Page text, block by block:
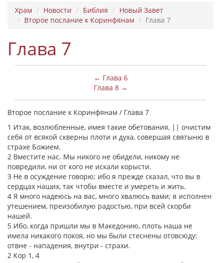
Храм Новости Библия
Новый Завет
Второе послание к Коринфянам
Глава 7
Глава 7
← Глава 6
Глава 8 →
Второе послание к Коринфянам / Глава 7
1 Итак, возлюбленные, имея такие обетования, || очистим
себя от всякой скверны плоти и духа, совершая святыню в
страхе Божием.
2 Вместите нас. Мы никого не обидели, никому не
повредили, ни от кого не искали корысти.
3 Не в осуждение говорю; ибо я прежде сказал, что вы в
сердцах наших, так чтобы вместе и умереть и жить.
4 Я много надеюсь на вас, много хвалюсь вами; я исполнен
утешением, преизобилую радостью, при всей скорби
нашей.
5 Ибо, когда пришли мы в Македонию, плоть наша не
имела никакого покоя, но мы были стеснены отовсюду:
отвне - нападения, внутри - страхи.
2 Кор 1, 4